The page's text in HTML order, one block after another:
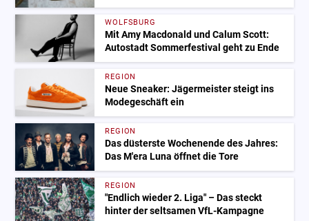
WOLFSBURG
Mit Amy Macdonald und Calum Scott:
Autostadt Sommerfestival geht zu Ende
REGION
Neue Sneaker: Jägermeister steigt ins
Modegeschäft ein
REGION
Das düsterste Wochenende des Jahres:
Das M'era Luna öffnet die Tore
REGION
"Endlich wieder 2. Liga" – Das steckt
hinter der seltsamen VfL-Kampagne